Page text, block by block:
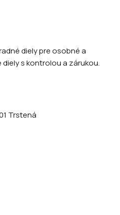
diely pre osobné a
s kontrolou a zárukou.
Trstená